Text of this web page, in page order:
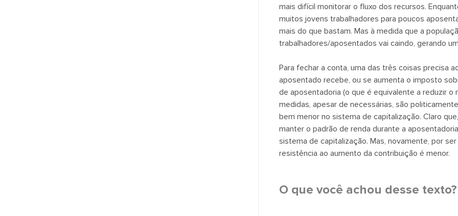
mais difícil monitorar o fluxo dos recursos.
muitos jovens trabalhadores para poucos
mais do que bastam. Mas à medida que a
trabalhadores/aposentados vai caindo, gerando
Para fechar a conta, uma das três coisas precisa
aposentado recebe, ou se aumenta o imposto
de aposentadoria (o que é equivalente a reduzir
medidas, apesar de necessárias, são
bem menor no sistema de capitalização. Claro
manter o padrão de renda durante a
sistema de capitalização. Mas, novamente, por
resistência ao aumento da contribuição é menor.
O que você achou desse texto?